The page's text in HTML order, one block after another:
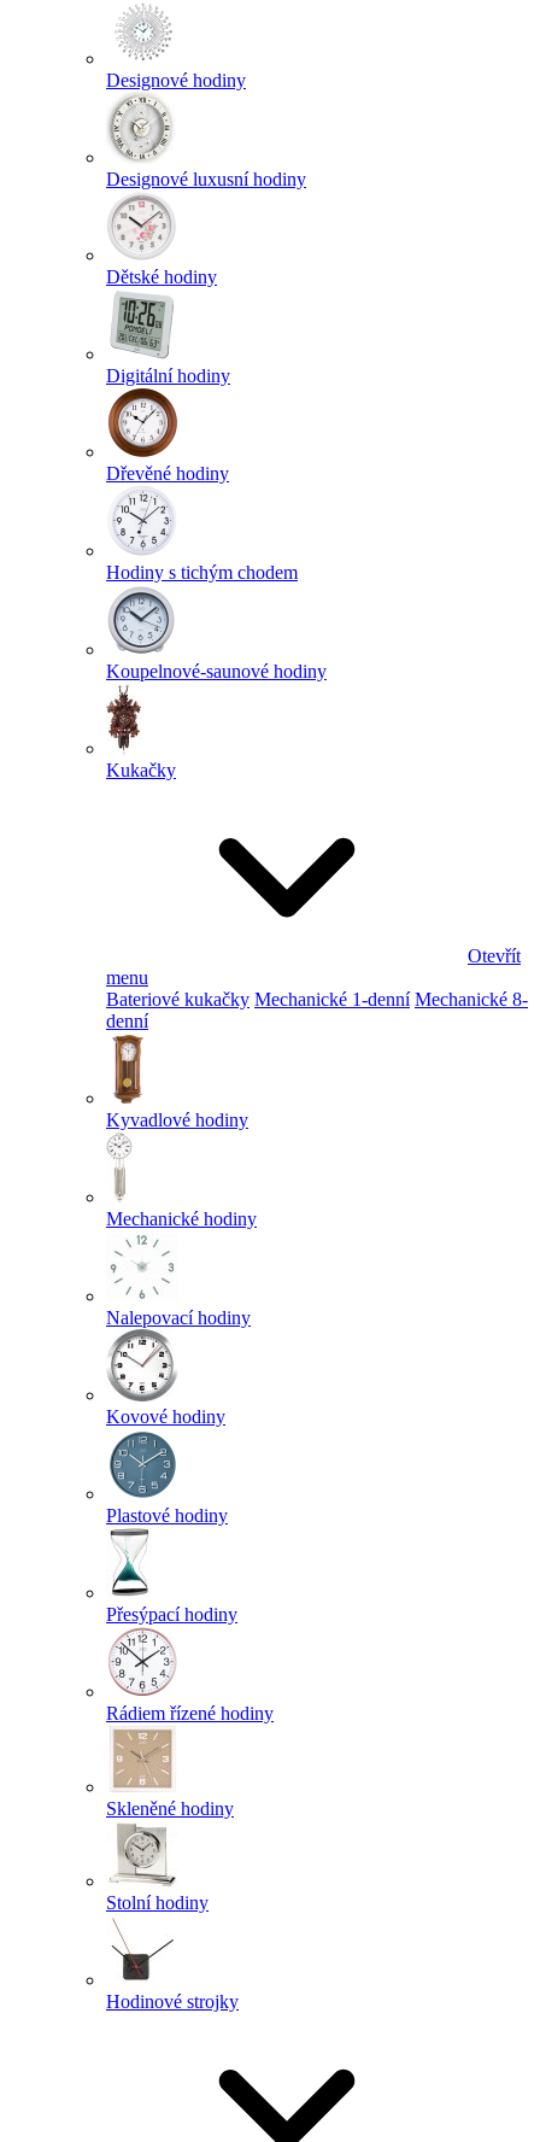
Designové hodiny
Designové luxusní hodiny
Dětské hodiny
Digitální hodiny
Dřevěné hodiny
Hodiny s tichým chodem
Koupelnové-saunové hodiny
Kukačky
Otevřít
menu
Bateriové kukačky Mechanické 1-denní Mechanické 8-
denní
Kyvadlové hodiny
Mechanické hodiny
Nalepovací hodiny
Kovové hodiny
Plastové hodiny
Přesýpací hodiny
Rádiem řízené hodiny
Skleněné hodiny
Stolní hodiny
Hodinové strojky